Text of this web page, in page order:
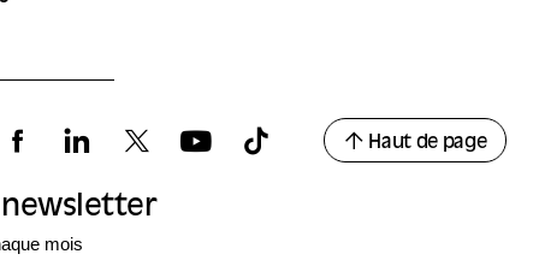
Haut de page
newsletter
mois